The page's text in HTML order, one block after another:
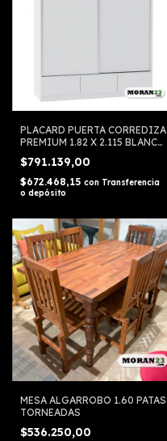
PLACARD PUERTA CORREDIZA
PREMIUM 1.82 X 2.115 BLANCO
$791.139,00
$672.468,15 con Transferencia
o depósito
MESA ALGARROBO 1.60 PATAS
TORNEADAS
$536.250,00